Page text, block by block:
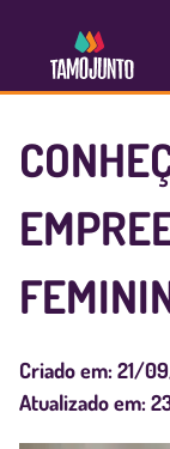
Criado em:21/
Atualizado em: